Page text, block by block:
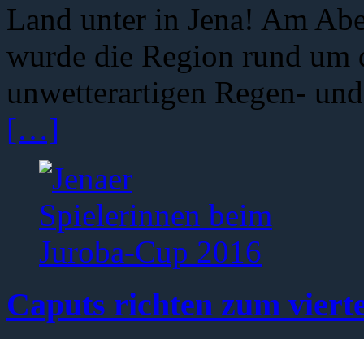
Land unter in Jena! Am
wurde die Region rund um
unwetterartigen Regen-
[…]
Caputs richten zum